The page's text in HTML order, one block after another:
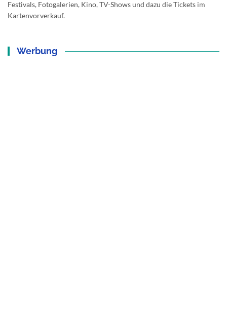
Festivals, Fotogalerien, Kino, TV-Shows und dazu die Tickets im
Kartenvorverkauf.
Werbung